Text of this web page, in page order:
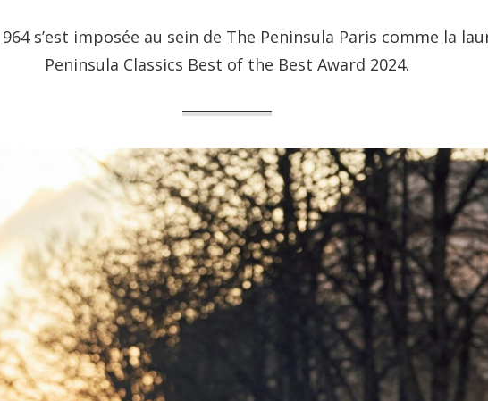
s’est imposée au sein de The Peninsula Paris comme la
Peninsula Classics Best of the Best Award 2024.